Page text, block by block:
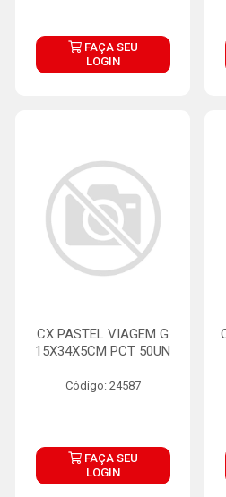
FAÇA SEU
LOGIN
CX PASTEL VIAGEM G
15X34X5CM PCT 50UN
Código: 24587
FAÇA SEU
LOGIN